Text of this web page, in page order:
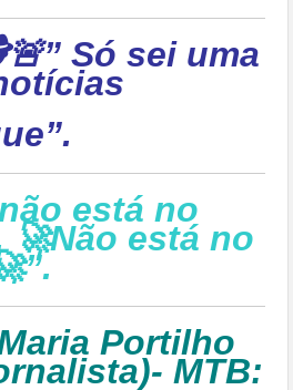
Só sei uma
está no
está no
Portilho
MTB: